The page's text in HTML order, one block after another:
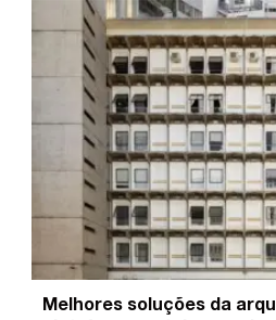
Melhores soluções da